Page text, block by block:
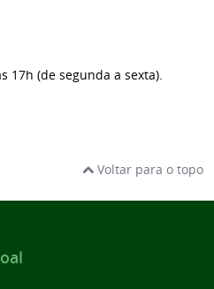
17h (de segunda a sexta).
Voltar para o topo